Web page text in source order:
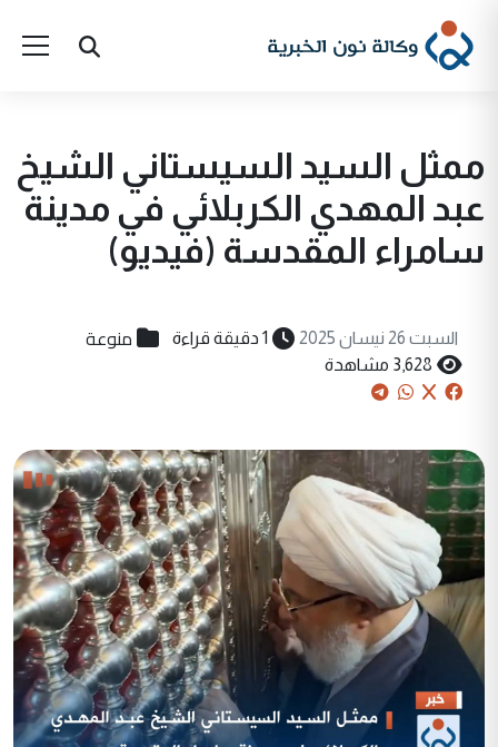
ممثل السيد السيستاني الشيخ
عبد المهدي الكربلائي في مدينة
سامراء المقدسة (فيديو)
السبت 26 نيسان 2025 1 دقيقة قراءة منوعة
3,628 مشاهدة